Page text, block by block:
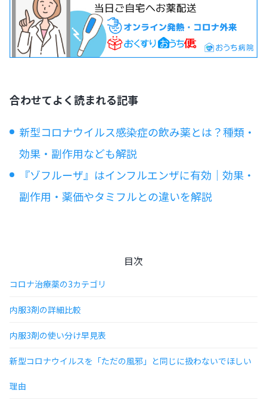
合わせてよく読まれる記事
新型コロナウイルス感染症の飲み薬とは？種類・
効果・副作用なども解説
『ゾフルーザ』はインフルエンザに有効｜効果・
副作用・薬価やタミフルとの違いを解説
目次
コロナ治療薬の3カテゴリ
内服3剤の詳細比較
内服3剤の使い分け早見表
新型コロナウイルスを「ただの風邪」と同じに扱わないでほしい
理由